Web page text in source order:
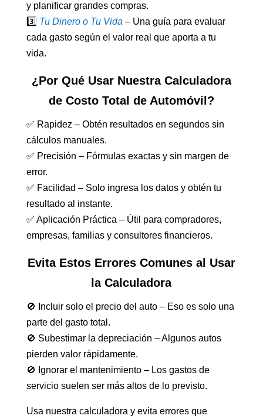
y planificar grandes compras.
3️⃣ Tu Dinero o Tu Vida – Una guía para evaluar
cada gasto según el valor real que aporta a tu
vida.
¿Por Qué Usar Nuestra Calculadora
de Costo Total de Automóvil?
✅ Rapidez – Obtén resultados en segundos sin
cálculos manuales.
✅ Precisión – Fórmulas exactas y sin margen de
error.
✅ Facilidad – Solo ingresa los datos y obtén tu
resultado al instante.
✅ Aplicación Práctica – Útil para compradores,
empresas, familias y consultores financieros.
Evita Estos Errores Comunes al Usar
la Calculadora
🚫 Incluir solo el precio del auto – Eso es solo una
parte del gasto total.
🚫 Subestimar la depreciación – Algunos autos
pierden valor rápidamente.
🚫 Ignorar el mantenimiento – Los gastos de
servicio suelen ser más altos de lo previsto.
Usa nuestra calculadora y evita errores que